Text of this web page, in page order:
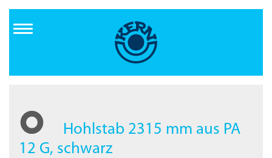
Inhalt
Hohlstab 2315 mm aus PA
12 G, schwarz